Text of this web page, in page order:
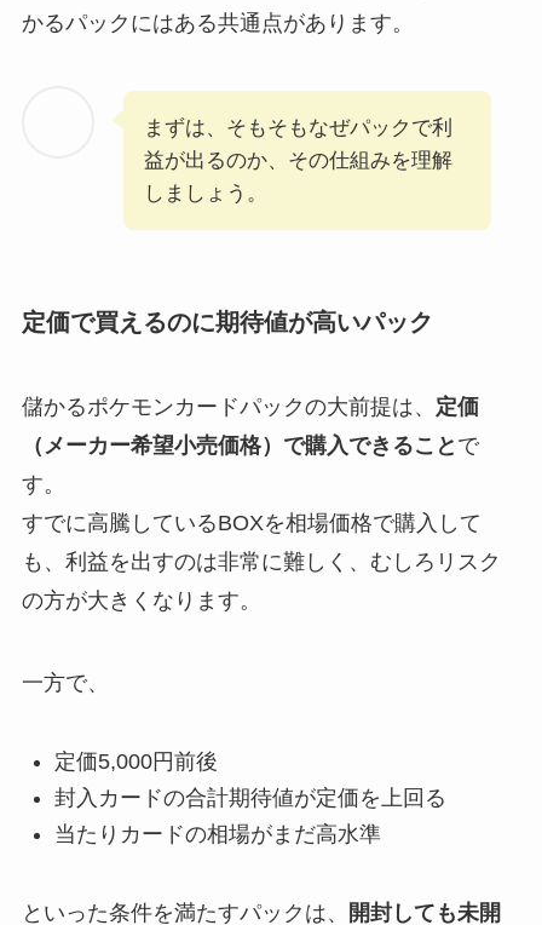
かるパックにはある共通点があります。
まずは、そもそもなぜパックで利
益が出るのか、その仕組みを理解
しましょう。
定価で買えるのに期待値が高いパック
儲かるポケモンカードパックの大前提は、 定価
（メーカー希望小売価格）で購入できること で
す。
すでに高騰しているBOXを相場価格で購入して
も、利益を出すのは非常に難しく、むしろリスク
の方が大きくなります。
一方で、
定価5,000円前後
封入カードの合計期待値が定価を上回る
当たりカードの相場がまだ高水準
といった条件を満たすパックは、 開封しても未開